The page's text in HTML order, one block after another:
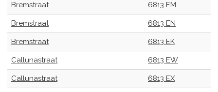
Bremstraat 6813 EM
Bremstraat 6813 EN
Bremstraat 6813 EK
Callunastraat 6813 EW
Callunastraat 6813 EX